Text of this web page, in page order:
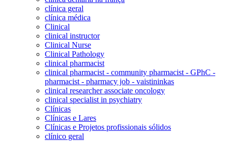
clínica geral
clínica médica
Clinical
clinical instructor
Clinical Nurse
Clinical Pathology
clinical pharmacist
clinical pharmacist - community pharmacist - GPhC -
pharmacist - pharmacy job - vaistininkas
clinical researcher associate oncology
clinical specialist in psychiatry
Clínicas
Clínicas e Lares
Clínicas e Projetos profissionais sólidos
clínico geral